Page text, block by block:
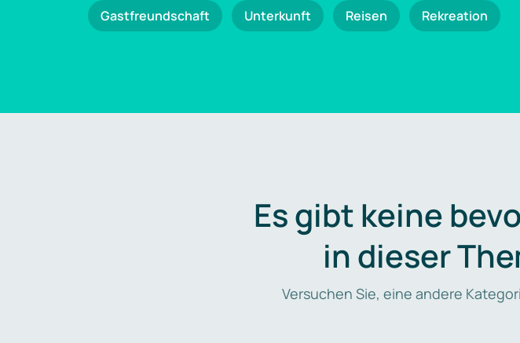
Gastfreundschaft Unterkunft Reisen Rekreation
Es gibt keine
in dieser
Versuchen Sie, eine andere